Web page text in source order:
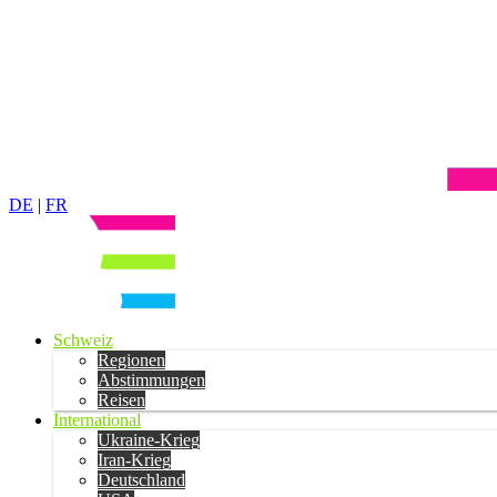
DE | FR
Schweiz
Regionen
Abstimmungen
Reisen
International
Ukraine-Krieg
Iran-Krieg
Deutschland